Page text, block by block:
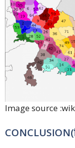
Image source